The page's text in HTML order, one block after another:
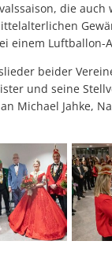
die
einem
beider
und seine
Michael Jahke,